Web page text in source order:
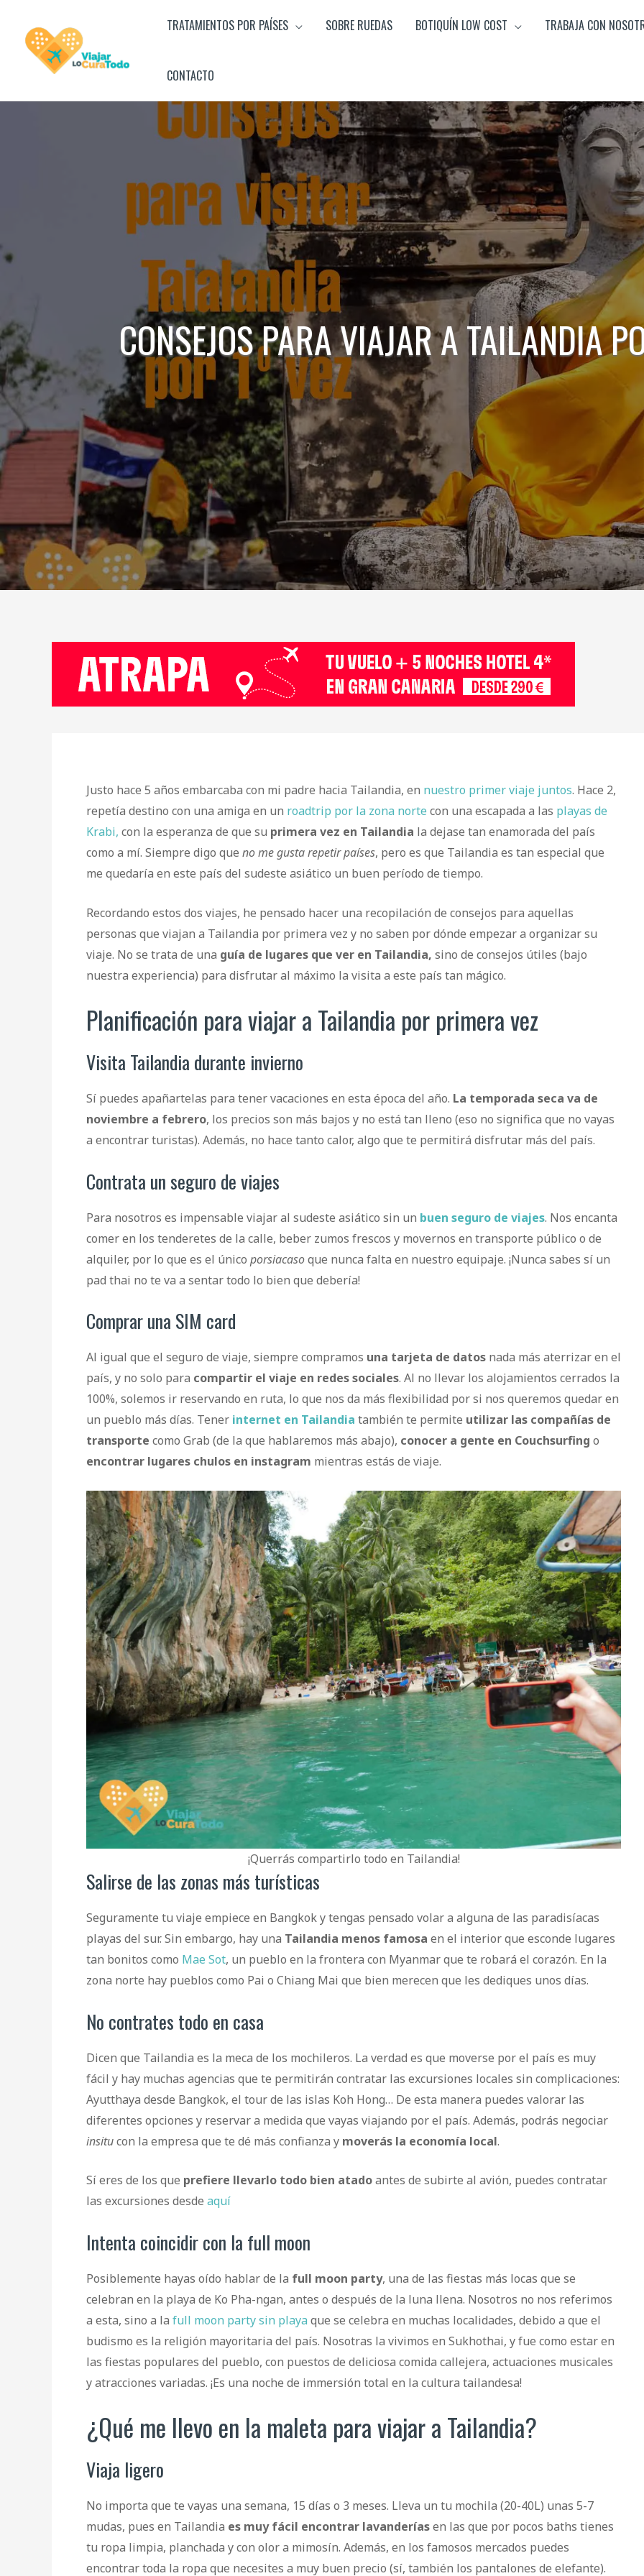
contenido
TRATAMIENTOS POR PAÍSES SOBRE RUEDAS BOTIQUÍN LOW COST TRABAJA CON
CONTACTO
CONSEJOS PARA VIAJAR A TAILANDIA
Justo hace 5 años embarcaba con mi padre hacia Tailandia, en nuestro primer viaje juntos. Hace 2,
repetía destino con una amiga en un roadtrip por la zona norte con una escapada a las playas de
Krabi, con la esperanza de que su primera vez en Tailandia la dejase tan enamorada del país
como a mí. Siempre digo que no me gusta repetir países, pero es que Tailandia es tan especial que
me quedaría en este país del sudeste asiático un buen período de tiempo.
Recordando estos dos viajes, he pensado hacer una recopilación de consejos para aquellas
personas que viajan a Tailandia por primera vez y no saben por dónde empezar a organizar su
viaje. No se trata de una guía de lugares que ver en Tailandia, sino de consejos útiles (bajo
nuestra experiencia) para disfrutar al máximo la visita a este país tan mágico.
Planificación para viajar a Tailandia por primera vez
Visita Tailandia durante invierno
Sí puedes apañartelas para tener vacaciones en esta época del año. La temporada seca va de
noviembre a febrero, los precios son más bajos y no está tan lleno (eso no significa que no vayas
a encontrar turistas). Además, no hace tanto calor, algo que te permitirá disfrutar más del país.
Contrata un seguro de viajes
Para nosotros es impensable viajar al sudeste asiático sin un buen seguro de viajes. Nos encanta
comer en los tenderetes de la calle, beber zumos frescos y movernos en transporte público o de
alquiler, por lo que es el único porsiacasoque nunca falta en nuestro equipaje. ¡Nunca sabes sí un
pad thai no te va a sentar todo lo bien que debería!
Comprar una SIM card
Al igual que el seguro de viaje, siempre compramos una tarjeta de datos nada más aterrizar en el
país, y no solo para compartir el viaje en redes sociales. Al no llevar los alojamientos cerrados la
100%, solemos ir reservando en ruta, lo que nos da más flexibilidad por si nos queremos quedar en
un pueblo más días. Tener internet en Tailandia también te permite utilizar las compañías de
transporte como Grab (de la que hablaremos más abajo), conocer a gente en Couchsurfing o
encontrar lugares chulos en instagram mientras estás de viaje.
¡Querrás compartirlo todo en Tailandia!
Salirse de las zonas más turísticas
Seguramente tu viaje empiece en Bangkok y tengas pensado volar a alguna de las paradisíacas
playas del sur. Sin embargo, hay una Tailandia menos famosa en el interior que esconde lugares
tan bonitos como Mae Sot, un pueblo en la frontera con Myanmar que te robará el corazón. En la
zona norte hay pueblos como Pai o Chiang Mai que bien merecen que les dediques unos días.
No contrates todo en casa
Dicen que Tailandia es la meca de los mochileros. La verdad es que moverse por el país es muy
fácil y hay muchas agencias que te permitirán contratar las excursiones locales sin complicaciones:
Ayutthaya desde Bangkok, el tour de las islas Koh Hong… De esta manera puedes valorar las
diferentes opciones y reservar a medida que vayas viajando por el país. Además, podrás negociar
insitucon la empresa que te dé más confianza y moverás la economía local.
Sí eres de los que prefiere llevarlo todo bien atadoantes de subirte al avión, puedes contratar
las excursiones desde aquí
Intenta coincidir con la full moon
Posiblemente hayas oído hablar de la full moon party, una de las fiestas más locas que se
celebran en la playa de Ko Pha-ngan, antes o después de la luna llena. Nosotros no nos referimos
a esta, sino a la full moon party sin playa que se celebra en muchas localidades, debido a que el
budismo es la religión mayoritaria del país. Nosotras la vivimos en Sukhothai, y fue como estar en
las fiestas populares del pueblo, con puestos de deliciosa comida callejera, actuaciones musicales
y atracciones variadas. ¡Es una noche de immersión total en la cultura tailandesa!
¿Qué me llevo en la maleta para viajar a Tailandia?
Viaja ligero
No importa que te vayas una semana, 15 días o 3 meses. Lleva un tu mochila (20-40L) unas 5-7
mudas, pues en Tailandia es muy fácil encontrar lavanderíasen las que por pocos baths tienes
tu ropa limpia, planchada y con olor a mimosín. Además, en los famosos mercados puedes
encontrar toda la ropa que necesites a muy buen precio (sí, también los pantalones de elefante).